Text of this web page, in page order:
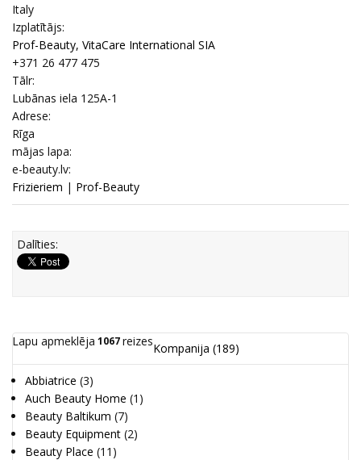
Italy
Izplatītājs:
Prof-Beauty, VitaCare International SIA
+371 26 477 475
Tālr:
Lubānas iela 125A-1
Adrese:
Rīga
mājas lapa:
e-beauty.lv:
Frizieriem | Prof-Beauty
Dalīties:
Lapu apmeklēja 1067reizesKompanija (189)
Abbiatrice (3)
Auch Beauty Home (1)
Beauty Baltikum (7)
Beauty Equipment (2)
Beauty Place (11)